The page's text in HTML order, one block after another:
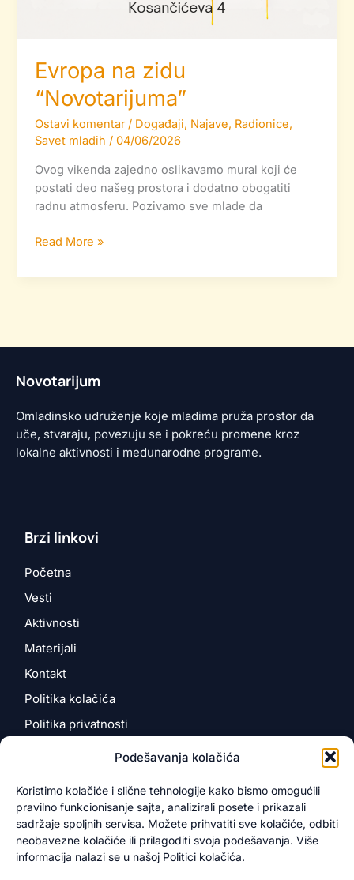
Podešavanja kolačića
Koristimo kolačiće i slične tehnologije kako bismo omogućili
pravilno funkcionisanje sajta, analizirali posete i prikazali
sadržaje spoljnih servisa. Možete prihvatiti sve kolačiće, odbiti
neobavezne kolačiće ili prilagoditi svoja podešavanja. Više
informacija nalazi se u našoj Politici kolačića.
Evropa na zidu
“Novotarijuma”
Ostavi komentar / Događaji, Najave, Radionice,
Savet mladih /04/06/2026
Ovog vikenda zajedno oslikavamo mural koji će
postati deo našeg prostora i dodatno obogatiti
radnu atmosferu. Pozivamo sve mlade da
Read More »
Novotarijum
Omladinsko udruženje koje mladima pruža prostor da
uče, stvaraju, povezuju se i pokreću promene kroz
lokalne aktivnosti i međunarodne programe.
Brzi linkovi
Početna
Vesti
Aktivnosti
Materijali
Kontakt
Politika kolačića
Politika privatnosti
Kosančićeva 4
12000 Požarevac, Srbija
info@novotarium.org
+381 60 343 5999